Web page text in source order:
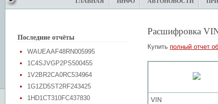
Последние отчёты
WAUEAAF48RN005995
1C4SJVGP2PS500455
1V2BR2CA0RC534964
1G1ZD5ST2RF243425
1HD1CT310FC437830
Расшифровка
Купить полный отчет
VIN